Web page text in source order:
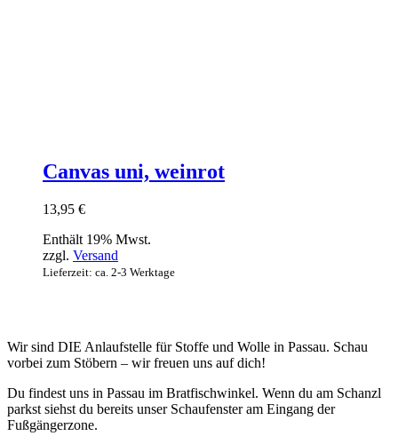
Canvas uni, weinrot
13,95 €
Enthält 19% Mwst.
zzgl. Versand
Lieferzeit: ca. 2-3 Werktage
Wir sind DIE Anlaufstelle für Stoffe und Wolle in Passau. Schau
vorbei zum Stöbern – wir freuen uns auf dich!
Du findest uns in Passau im Bratfischwinkel. Wenn du am Schanzl
parkst siehst du bereits unser Schaufenster am Eingang der
Fußgängerzone.